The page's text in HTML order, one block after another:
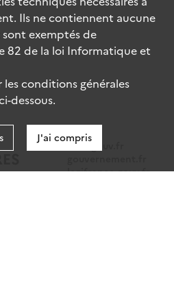
data.gouv.fr
legifrance.gouv.fr
Ils ne contiennent aucune
exemptés de
82 de la loi Informatique et
conditions générales
dessous.
J'ai compris